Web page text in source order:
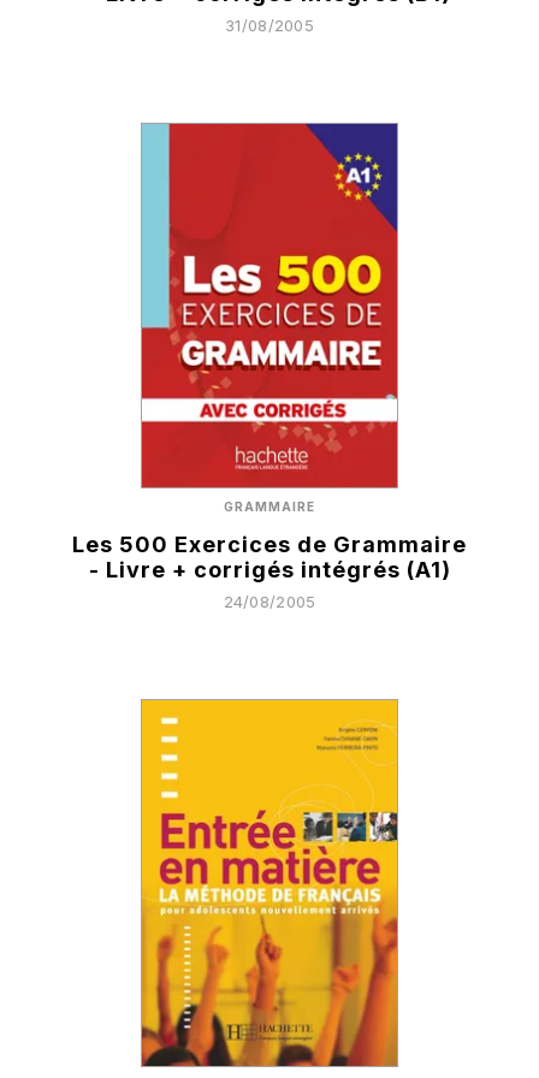
31/08/2005
GRAMMAIRE
Les 500 Exercices de Grammaire
- Livre + corrigés intégrés (A1)
24/08/2005